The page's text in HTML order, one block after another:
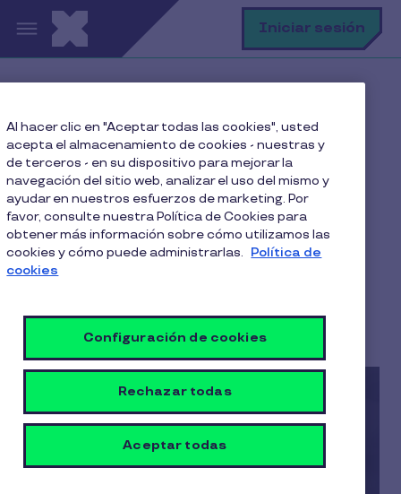
Pasar al contenido principal Iniciar sesión
Trabajo híbrido y redes sociales: David Ávila, el CEO
tiktoker
Trabajo híbrido y redes
sociales: David Ávila, el
6 Min de Lectura 5 Octubre 2022
Al hacer clic en "Aceptar todas las cookies", usted
acepta el almacenamiento de cookies - nuestras y
de terceros - en su dispositivo para mejorar la
navegación del sitio web, analizar el uso del mismo y
ayudar en nuestros esfuerzos de marketing. Por
favor, consulte nuestra Política de Cookies para
obtener más información sobre cómo utilizamos las
cookies y cómo puede administrarlas. Política de
cookies
Configuración de cookies
Rechazar todas
Aceptar todas